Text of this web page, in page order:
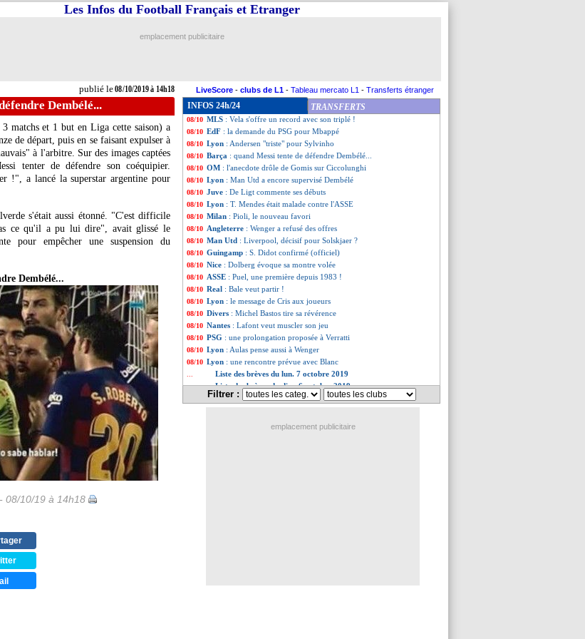
publié le08/10/2019 à 14h18
Les Infos du Football Français et Etranger
emplacement publicitaire
LiveScore - clubs de L1 - Tableau mercato L1 - Transferts étranger
Dembélé...
matchs et 1 but en Liga cette saison) a
de départ, puis en se faisant expulser à
à l'arbitre. Sur des images captées
tenter de défendre son coéquipier.
!", a lancé la superstar argentine pour
s'était aussi étonné. "C'est difficile
ce qu'il a pu lui dire", avait glissé le
pour empêcher une suspension du
Dembélé...
08/10/19 à 14h18
INFOS 24h/24 TRANSFERTS
08/10 Divers: Schweinsteiger dit stop !
08/10 Lyon
08/10 Barça: pas de "cas Griezmann", selon Lenglet
08/10 PSG: Leonardo ne se presse pas pour T. Silva
08/10 MLS : Vela s'offre un record avec son triplé !
08/10 EdF : la demande du PSG pour Mbappé
08/10 Lyon : Andersen "triste" pour Sylvinho
08/10 Barça : quand Messi tente de défendre Dembélé...
08/10 OM : l'anecdote drôle de Gomis sur Ciccolunghi
08/10 Lyon : Man Utd a encore supervisé Dembélé
08/10 Juve : De Ligt commente ses débuts
08/10 Lyon : T. Mendes était malade contre l'ASSE
08/10 Milan : Pioli, le nouveau favori
08/10 Angleterre : Wenger a refusé des offres
08/10 Man Utd : Liverpool, décisif pour Solskjaer ?
08/10 Guingamp : S. Didot confirmé (officiel)
08/10 Nice : Dolberg évoque sa montre volée
08/10 ASSE : Puel, une première depuis 1983 !
08/10 Real : Bale veut partir !
08/10 Lyon : le message de Cris aux joueurs
08/10 Divers : Michel Bastos tire sa révérence
08/10 Nantes : Lafont veut muscler son jeu
08/10 PSG : une prolongation proposée à Verratti
08/10 Lyon : Aulas pense aussi à Wenger
08/10 Lyon : une rencontre prévue avec Blanc
Liste des brèves du lun. 7 octobre 2019
... Liste des brèves du dim. 6 octobre 2019
Filtrer :
emplacement publicitaire